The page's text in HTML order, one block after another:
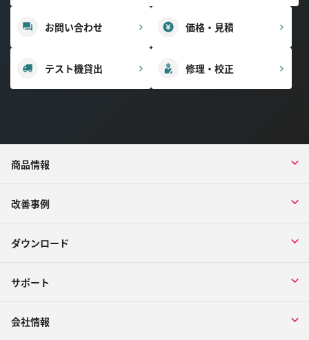
お問い合わせ 価格・見積
テスト機貸出 修理・校正
商品情報
改善事例
ダウンロード
サポート
会社情報